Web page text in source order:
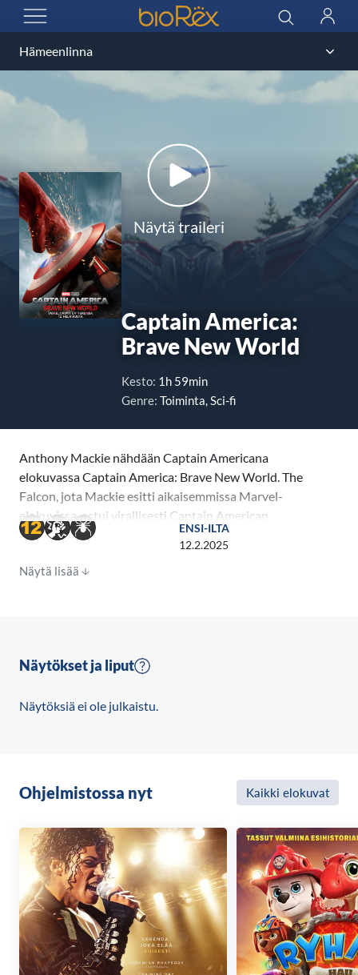
AVAA VALIKKO
BioRex Cinemas Haku
Näytä traileri
Captain America:
Brave New World
Kesto: 1h 59min
Genre: Toiminta, Sci-fi
Anthony Mackie nähdään Captain Americana
elokuvassa Captain America: Brave New World. The
Falcon, jota Mackie esitti aikaisemmissa Marvel-
elokuvissa, astui virallisesti Captain American
saappaisiin Disney+ -palvelun sarjan ”The Falcon and
The Winter Soldier” päätösosassa vuonna 2021.
ilkeälle maailmanlaajuiselle juonelle ennen kuin
näkemään punaista.
sekä Giancarlo Esposito, Liv Tyler, Tim Blake Nelson ja
Harrison Ford. Ohjauksesta vastaa Julius Onah ja
D’Esposito ja Charles Newirth ovat elokuvan
vastaavat tuottajat.
ENSI-ILTA
12.2.2025
Näytä lisää
Näytökset ja liput
Näytöksiä ei ole julkaistu.
Ohjelmistossa nyt Kaikki elokuvat